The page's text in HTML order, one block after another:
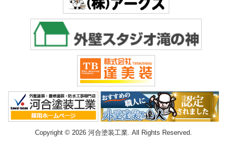
Copyright © 2026 河合塗装工業. All Rights Reserved.